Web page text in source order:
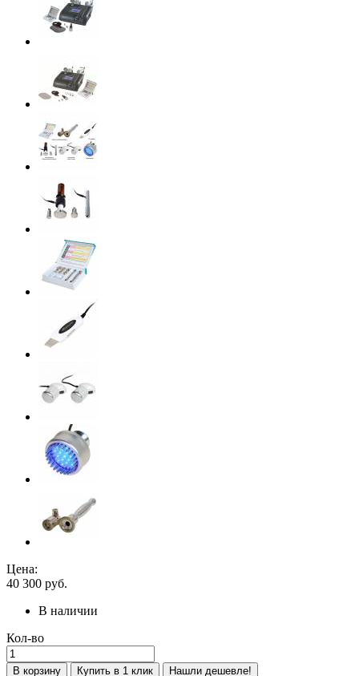
Цена:
40 300 руб.
В наличии
Кол-во
В корзину Купить в 1 клик Нашли дешевле!